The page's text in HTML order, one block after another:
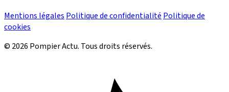
Mentions légales Politique de confidentialité Politique de
cookies
© 2026 Pompier Actu. Tous droits réservés.